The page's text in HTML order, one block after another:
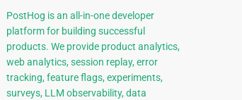
PostHog is an all-in-one developer
platform for building successful
products. We provide product analytics,
web analytics, session replay, error
tracking, feature flags, experiments,
surveys, LLM observability, data